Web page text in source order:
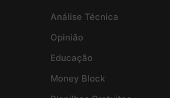
Análise Técnica
Opinião
Educação
Money Block